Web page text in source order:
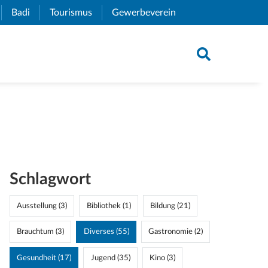
Link)
Badi (External Link)
Tourismus (External Link)
Gewerbeverein
Schlagwort
Ausstellung (3) Bibliothek (1) Bildung (21)
Brauchtum (3) Diverses (55) Gastronomie (2)
Gesundheit (17) Jugend (35) Kino (3)